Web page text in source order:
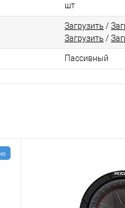
шт
Загрузить /
Загрузить /
Пассивный